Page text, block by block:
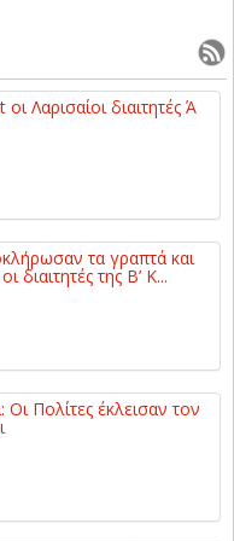
Λαρισαίοι διαιτητές Ά
τα γραπτά και
διαιτητές της Β’ Κ...
Οι Πολίτες έκλεισαν τον